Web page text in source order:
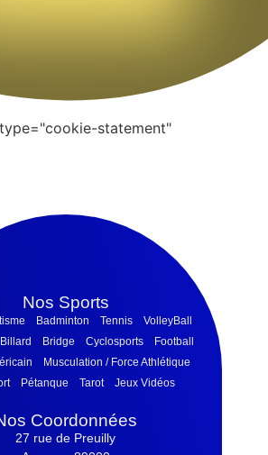
statement"
Nos Sports
Badminton Tennis
VolleyBall
Billard Bridge Cyclosports
Football
Musculation / Force Athlétique
Pétanque Tarot Jeux Vidéos
Coordonnées
27 rue de Preuilly